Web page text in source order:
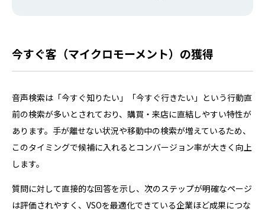
ジネスプロフィールの情報を正確に整え、写真や口コミ、
Webサイトを運用し…
今すぐ客（マイクロモーメント）の獲得
音声検索は「今すぐ知りたい」「今すぐ行きたい」という行動直
前の検索が多いとされており、購買・来店に直結しやすい特性が
あります。手が離せない状況や移動中の検索が増えているため、
このタイミングで候補に入れるとコンバージョン率が大きく向上
します。
質問に対して直接的な回答を示し、次のステップが明確なページ
は評価されやすく、VSOを最適化できている企業ほど成果につな